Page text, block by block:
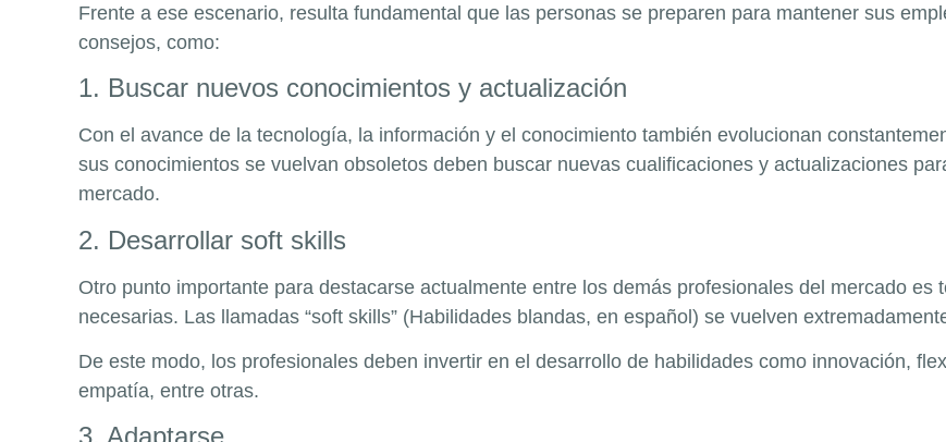
Frente a ese escenario, resulta fundamental que las personas se preparen para mantener sus
consejos, como:
1. Buscar nuevos conocimientos y actualización
Con el avance de la tecnología, la información y el conocimiento también evolucionan
sus conocimientos se vuelvan obsoletos deben buscar nuevas cualificaciones y actualizaciones
mercado.
2. Desarrollar soft skills
Otro punto importante para destacarse actualmente entre los demás profesionales del mercado
necesarias. Las llamadas “soft skills” (Habilidades blandas, en español) se vuelven
De este modo, los profesionales deben invertir en el desarrollo de habilidades como innovación,
empatía, entre otras.